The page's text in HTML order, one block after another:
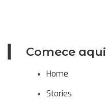
Comece aqui
Home
Stories